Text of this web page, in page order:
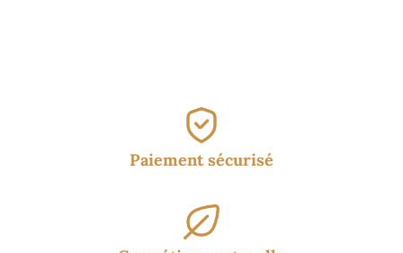
Paiement sécurisé